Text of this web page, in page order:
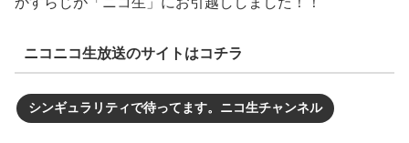
ニコニコ生放送のサイトはコチラ
シンギュラリティで待ってます。ニコ生チャンネル